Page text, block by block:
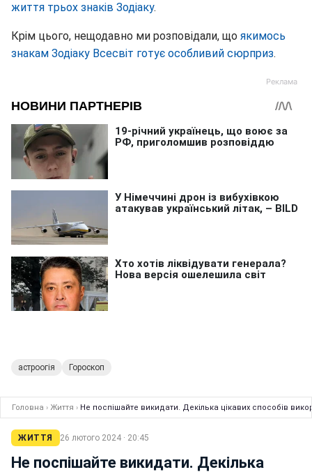
життя трьох знаків Зодіаку.
Крім цього, нещодавно ми розповідали, що якимось
знакам Зодіаку Всесвіт готує особливий сюрприз.
астроогія Гороскоп
Головна › Життя › Не поспішайте викидати. Декілька цікавих способів
ЖИТТЯ 26 лютого 2024 · 20:45
Не поспішайте викидати. Декілька